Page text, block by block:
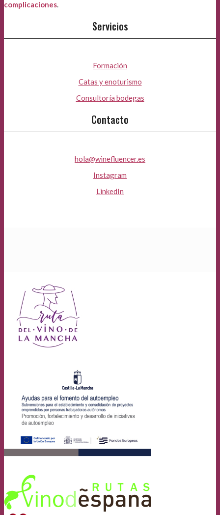
complicaciones.
Servicios
Formación
Catas y enoturismo
Consultoría bodegas
Contacto
hola@winefluencer.es
Instagram
LinkedIn